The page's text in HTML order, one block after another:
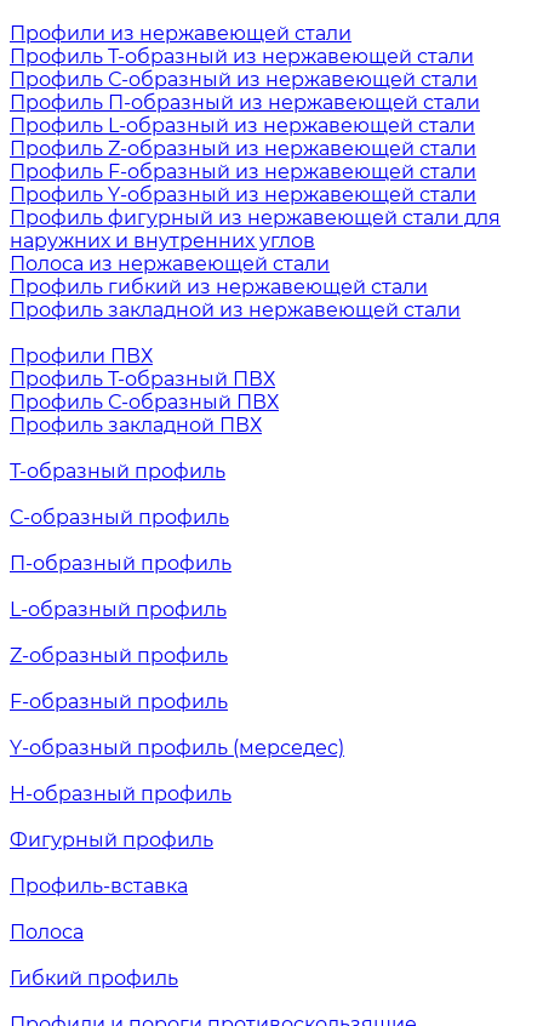
Профили из нержавеющей стали
Профиль Т-образный из нержавеющей стали
Профиль С-образный из нержавеющей стали
Профиль П-образный из нержавеющей стали
Профиль L-образный из нержавеющей стали
Профиль Z-образный из нержавеющей стали
Профиль F-образный из нержавеющей стали
Профиль Y-образный из нержавеющей стали
Профиль фигурный из нержавеющей стали для
наружних и внутренних углов
Полоса из нержавеющей стали
Профиль гибкий из нержавеющей стали
Профиль закладной из нержавеющей стали
Профили ПВХ
Профиль Т-образный ПВХ
Профиль С-образный ПВХ
Профиль закладной ПВХ
Т-образный профиль
С-образный профиль
П-образный профиль
L-образный профиль
Z-образный профиль
F-образный профиль
Y-образный профиль (мерседес)
H-образный профиль
Фигурный профиль
Профиль-вставка
Полоса
Гибкий профиль